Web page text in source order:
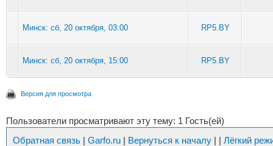
Минск: сб, 20 октября, 03:00 RP5.BY
Минск: сб, 20 октября, 15:00 RP5.BY
Версия для просмотра
Пользователи просматривают эту тему: 1 Гость(ей)
Обратная связь | Garfo.ru | Вернуться к началу | | Лёгкий